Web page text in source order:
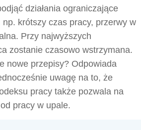
działania ograniczające
krótszy czas pracy, przerwy w
Przy najwyższych
zostanie czasowo wstrzymana.
nowe przepisy? Odpowiada
uwagę na to, że
pracy także pozwala na
pracy w upale.